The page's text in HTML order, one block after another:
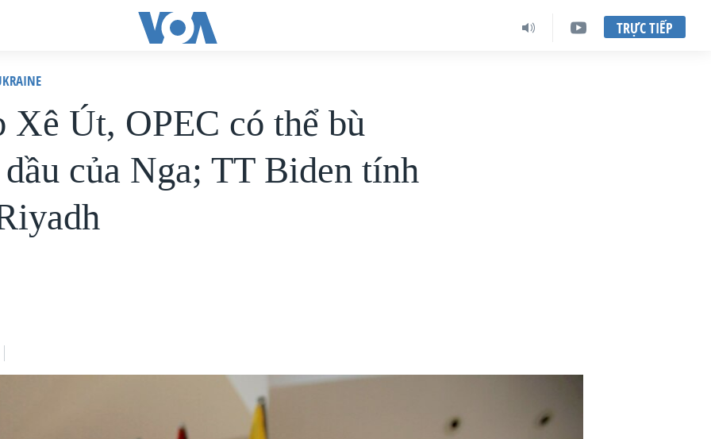
TRỰC TIẾP
Xê Út, OPEC có thể bù
của Nga; TT Biden tính